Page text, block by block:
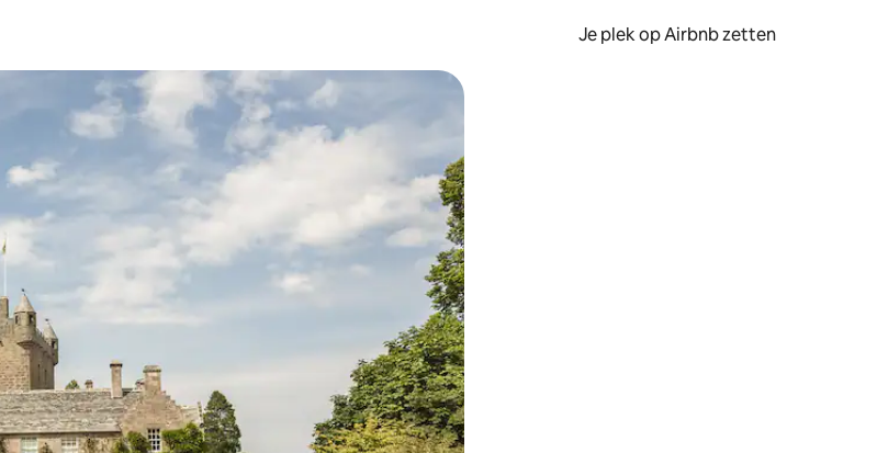
Je plek op Airbnb zetten
pijltjestoetsen omhoog en omlaag, óf door te tikken of swipen.